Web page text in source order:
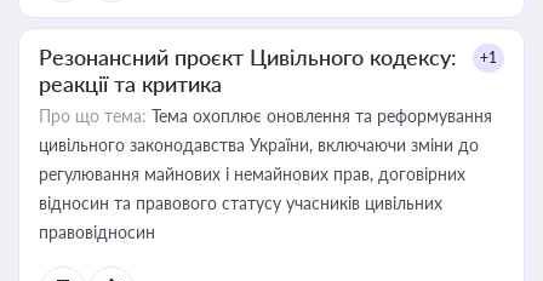
Резонансний проєкт Цивільного кодексу:
реакції та критика
+1
Про що тема: Тема охоплює оновлення та реформування
цивільного законодавства України, включаючи зміни до
регулювання майнових і немайнових прав, договірних
відносин та правового статусу учасників цивільних
правовідносин